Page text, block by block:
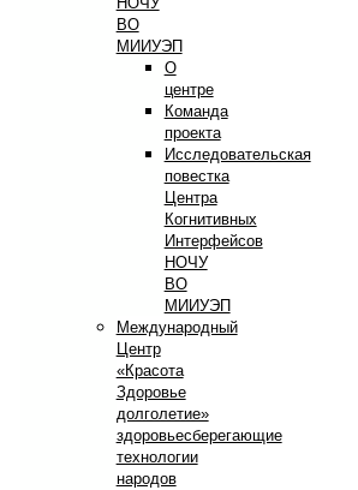
ВО
МИИУЭП
О
центре
Команда
проекта
Исследовательская
повестка
Центра
Когнитивных
Интерфейсов
НОЧУ
ВО
МИИУЭП
Международный
Центр
«Красота
Здоровье
долголетие»
здоровьесберегающие
технологии
народов